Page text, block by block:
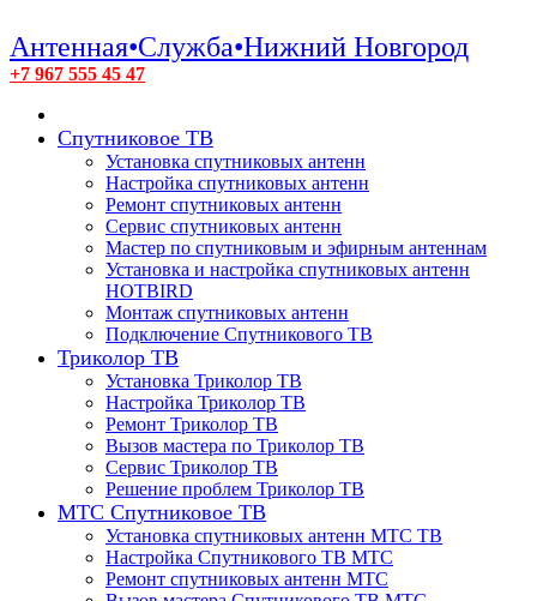
Антенная•Служба•Нижний Новгород
+7 967 555 45 47
Спутниковое ТВ
Установка спутниковых антенн
Настройка спутниковых антенн
Ремонт спутниковых антенн
Сервис спутниковых антенн
Мастер по спутниковым и эфирным антеннам
Установка и настройка спутниковых антенн
HOTBIRD
Монтаж спутниковых антенн
Подключение Спутникового ТВ
Триколор ТВ
Установка Триколор ТВ
Настройка Триколор ТВ
Ремонт Триколор ТВ
Вызов мастера по Триколор ТВ
Сервис Триколор ТВ
Решение проблем Триколор ТВ
МТС Спутниковое ТВ
Установка спутниковых антенн МТС ТВ
Настройка Спутникового ТВ МТС
Ремонт спутниковых антенн МТС